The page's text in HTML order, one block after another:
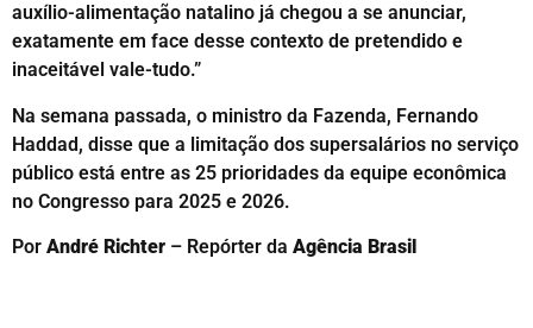
auxílio-alimentação natalino já chegou a se anunciar,
exatamente em face desse contexto de pretendido e
inaceitável vale-tudo.”
Na semana passada, o ministro da Fazenda, Fernando
Haddad, disse que a limitação dos supersalários no serviço
público está entre as 25 prioridades da equipe econômica
no Congresso para 2025 e 2026.
Por André Richter – Repórter da Agência Brasil